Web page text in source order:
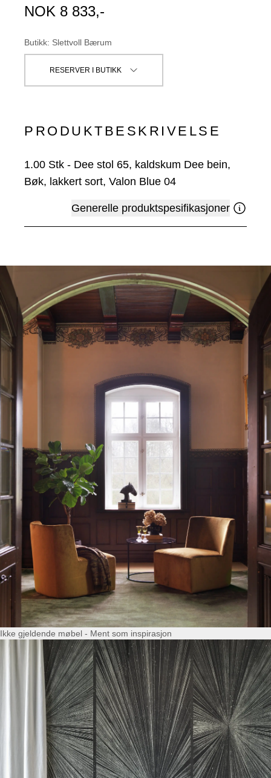
NOK 8 833,-
Butikk: Slettvoll Bærum
RESERVER I BUTIKK
PRODUKTBESKRIVELSE
1.00 Stk - Dee stol 65, kaldskum Dee bein,
Bøk, lakkert sort, Valon Blue 04
Generelle produktspesifikasjoner
Ikke gjeldende møbel - Ment som inspirasjon